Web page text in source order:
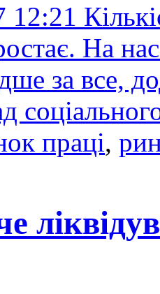
12:21
На
за все,
праці,